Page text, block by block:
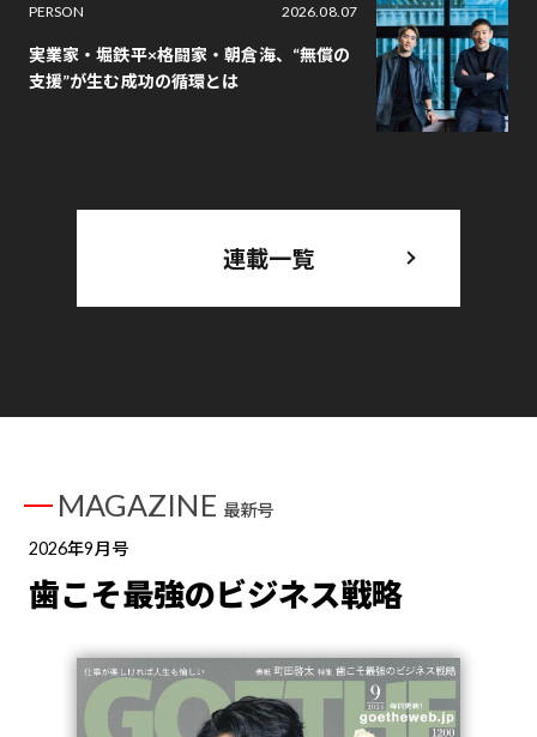
PERSON 2026.08.07
実業家・堀鉄平×格闘家・朝倉海、“無償の
支援”が生む成功の循環とは
連載一覧
MAGAZINE 最新号
2026年9月号
歯こそ最強のビジネス戦略